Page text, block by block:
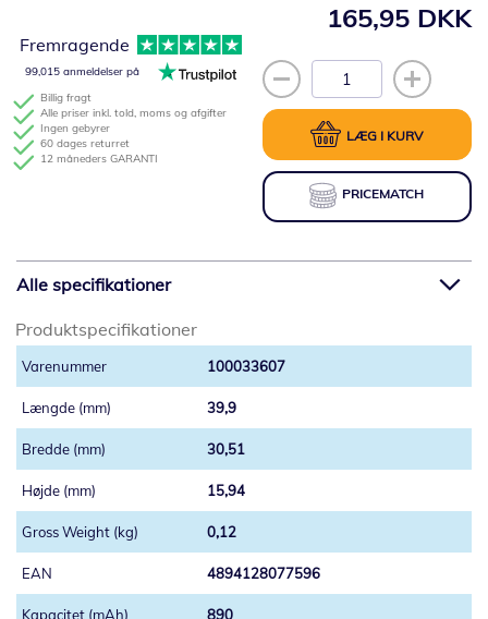
165,95 DKK
LÆG I KURV
PRICEMATCH
Billig fragt
Alle priser inkl. told, moms og afgifter
Ingen gebyrer
60 dages returret
12 måneders GARANTI
Fremragende
99,015 anmeldelser på
Alle specifikationer
Produktspecifikationer
100033607
39,9
30,51
15,94
0,12
4894128077596
890